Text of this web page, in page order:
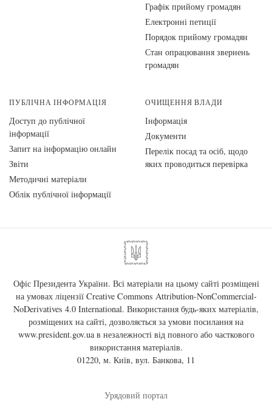
Графік прийому громадян
Електронні петиції
Порядок прийому громадян
Стан опрацювання звернень
громадян
ПУБЛІЧНА ІНФОРМАЦІЯ
Доступ до публічної
інформації
Запит на інформацію онлайн
Звіти
Методичні матеріали
Облік публічної інформації
ОЧИЩЕННЯ ВЛАДИ
Інформація
Документи
Перелік посад та осіб, щодо
яких проводиться перевірка
Офіс Президента України. Всі матеріали на цьому сайті розміщені
на умовах ліцензії Creative Commons Attribution-NonCommercial-
NoDerivatives 4.0 International. Використання будь-яких матеріалів,
розміщених на сайті, дозволяється за умови посилання на
www.president.gov.uaв незалежності від повного або часткового
використання матеріалів.
01220, м. Київ, вул. Банкова, 11
Урядовий портал